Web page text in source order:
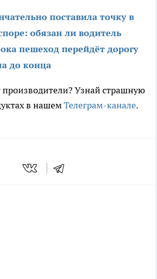
поставила точку в
обязан ли водитель
пешеход перейдёт дорогу
до конца
Узнай страшную
в нашемТелеграм-канале.